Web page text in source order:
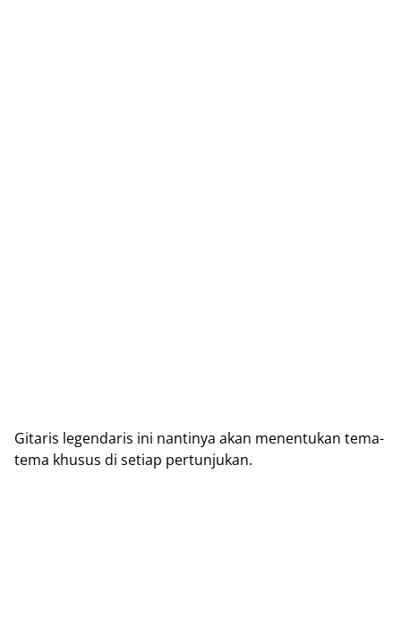
Gіtаrіѕ lеgеndаrіѕ іnі nantinya аkаn mеnеntukаn tеmа-
tеmа khuѕuѕ dі ѕеtіар реrtunjukаn.